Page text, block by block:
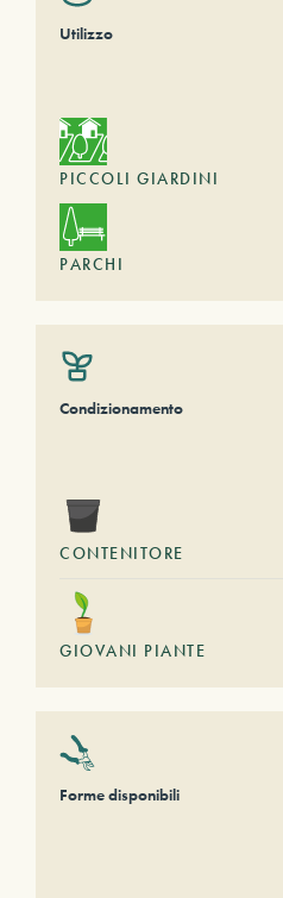
Utilizzo
PICCOLI GIARDINI
PARCHI
Condizionamento
CONTENITORE
GIOVANI PIANTE
Forme disponibili